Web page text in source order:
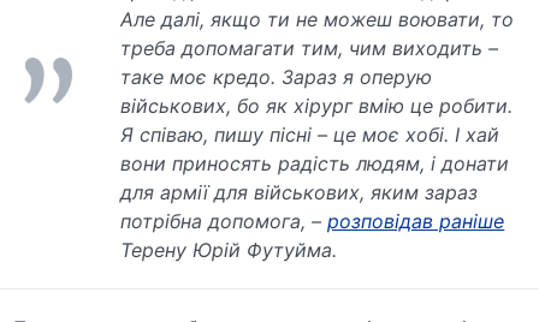
Але далі, якщо ти не можеш воювати, то
треба допомагати тим, чим виходить –
таке моє кредо. Зараз я оперую
військових, бо як хірург вмію це робити.
Я співаю, пишу пісні – це моє хобі. І хай
вони приносять радість людям, і донати
для армії для військових, яким зараз
потрібна допомога, –розповідав раніше
Терену Юрій Футуйма.